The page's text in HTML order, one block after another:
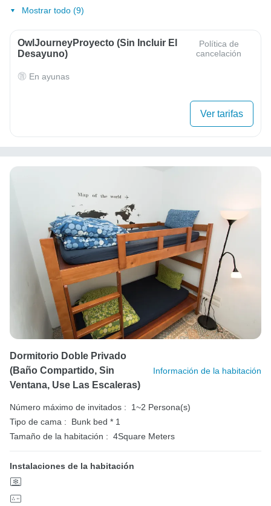
Mostrar todo (9)
OwlJourneyProyecto (sin Incluir El
Desayuno)
Política de
cancelación
En ayunas
Ver tarifas
Dormitorio Doble Privado
(baño Compartido, Sin
Ventana, Use Las Escaleras)
Información de la habitación
Número máximo de invitados :
1~2 Persona(s)
Tipo de cama :
Bunk bed * 1
Tamaño de la habitación : 4Square Meters
Instalaciones de la habitación